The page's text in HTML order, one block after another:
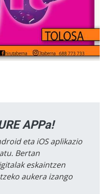
APPa!
eta iOS aplikazio
Bertan
eskaintzen
aukera izango